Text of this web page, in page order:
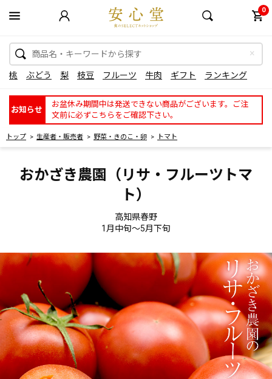
0
桃 ぶどう 梨 枝豆 フルーツ 牛肉 ギフト ランキング
お知らせ
お盆休み期間中は発送できない商品がございます。ご注
文前に必ずこちらをご確認下さい。
トップ 生産者・販売者 野菜・きのこ・卵 トマト
おかざき農園（リサ・フルーツトマ
ト）
高知県春野
1月中旬～5月下旬